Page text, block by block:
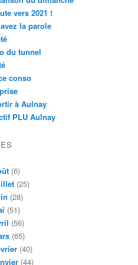
vers 2021 !
la parole
du tunnel
conso
à Aulnay
PLU Aulnay
(6)
(25)
(28)
(51)
(56)
(65)
(40)
(44)